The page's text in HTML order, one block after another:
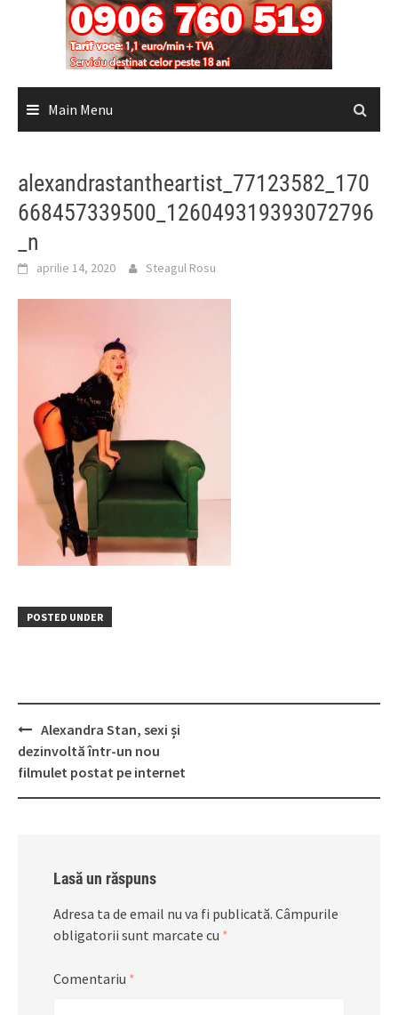
Main Menu
alexandrastantheartist_77123582_170
668457339500_126049319393072796
_n
aprilie 14, 2020 Steagul Rosu
POSTED UNDER
Post
navigation
Alexandra Stan, sexi și
dezinvoltă într-un nou
filmulet postat pe internet
Lasă un răspuns
Adresa ta de email nu va fi publicată. Câmpurile
obligatorii sunt marcate cu *
Comentariu *